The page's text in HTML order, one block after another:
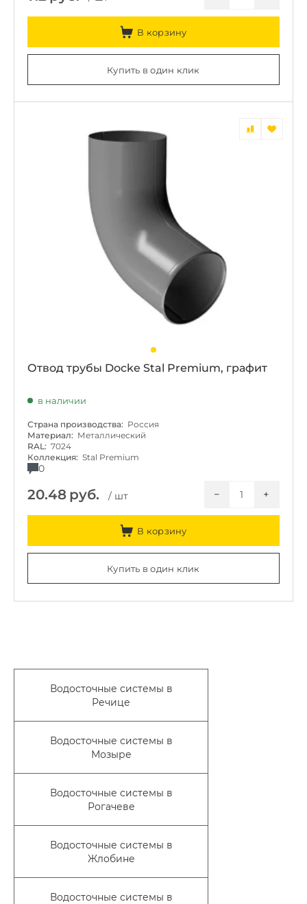
В корзину
Купить в один клик
Отвод трубы Docke Stal Premium, графит
в наличии
Страна производства: Россия
Материал: Металлический
RAL: 7024
Коллекция: Stal Premium
0
/ шт
20.48 руб. +
−
В корзину
Купить в один клик
Водосточные системы в
Речице
Водосточные системы в
Мозыре
Водосточные системы в
Рогачеве
Водосточные системы в
Жлобине
Водосточные системы в